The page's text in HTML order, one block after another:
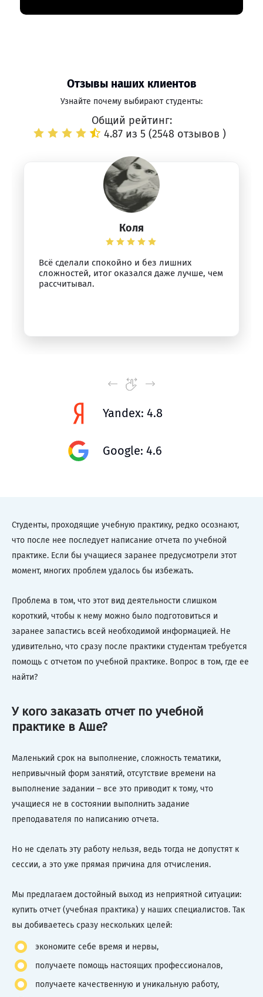
Отзывы наших клиентов
Узнайте почему выбирают студенты:
Общий рейтинг:
4.87 из 5 (2548 отзывов )
Коля
Всё сделали спокойно и без лишних
сложностей, итог оказался даже лучше, чем
рассчитывал.
Yandex: 4.8
Google: 4.6
Студенты, проходящие учебную практику, редко осознают,
что после нее последует написание отчета по учебной
практике. Если бы учащиеся заранее предусмотрели этот
момент, многих проблем удалось бы избежать.
Проблема в том, что этот вид деятельности слишком
короткий, чтобы к нему можно было подготовиться и
заранее запастись всей необходимой информацией. Не
удивительно, что сразу после практики студентам требуется
помощь с отчетом по учебной практике. Вопрос в том, где ее
найти?
У кого заказать отчет по учебной
практике в Аше?
Маленький срок на выполнение, сложность тематики,
непривычный форм занятий, отсутствие времени на
выполнение задании – все это приводит к тому, что
учащиеся не в состоянии выполнить задание
преподавателя по написанию отчета.
Но не сделать эту работу нельзя, ведь тогда не допустят к
сессии, а это уже прямая причина для отчисления.
Мы предлагаем достойный выход из неприятной ситуации:
купить отчет (учебная практика) у наших специалистов. Так
вы добиваетесь сразу нескольких целей:
экономите себе время и нервы,
получаете помощь настоящих профессионалов,
получаете качественную и уникальную работу,